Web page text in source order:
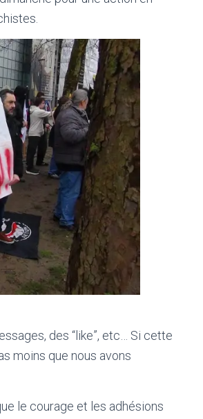
des “like”, etc… Si cette
moins que nous avons
le courage et les adhésions